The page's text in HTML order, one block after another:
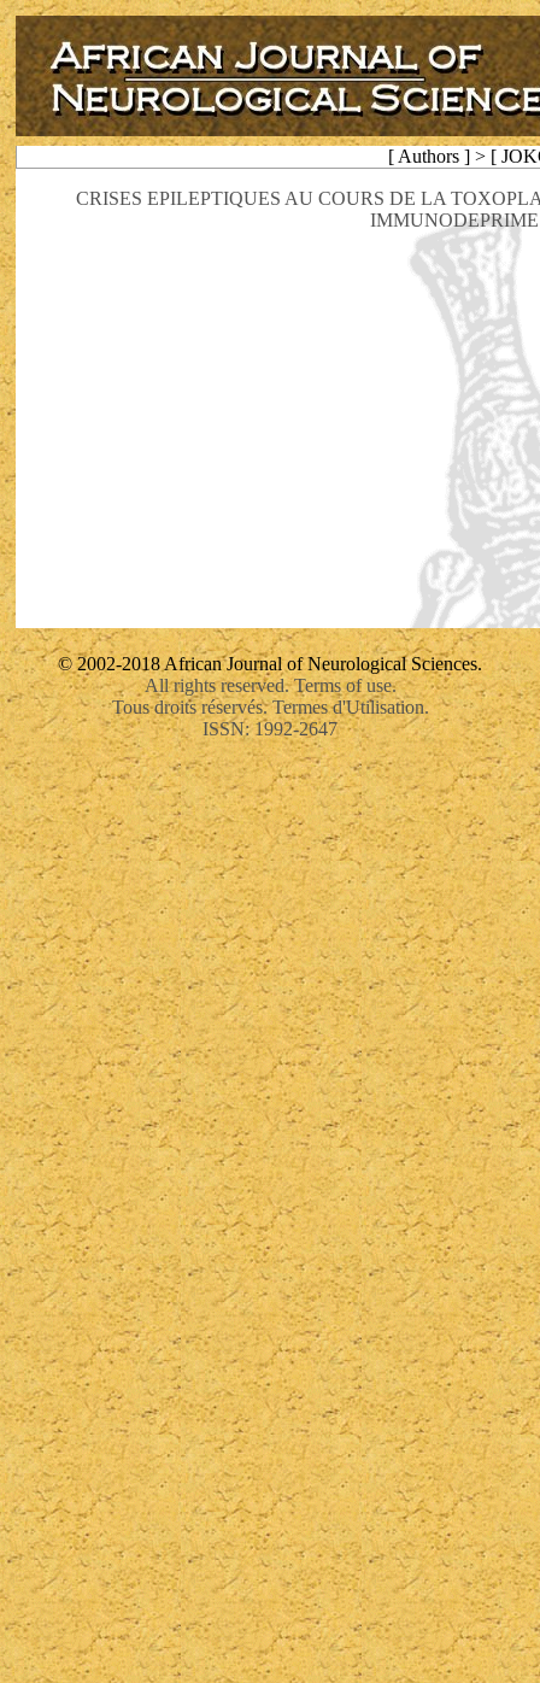
[ Authors ] > [
CRISES EPILEPTIQUES AU COURS DE LA
© 2002-2018 African Journal of Neurological Sciences.
All rights reserved. Terms of use.
Tous droits réservés. Termes d'Utilisation.
ISSN: 1992-2647